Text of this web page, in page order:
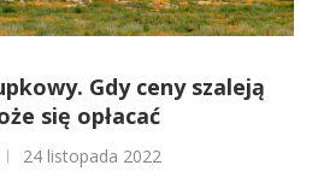
Gdy ceny szaleją
się opłacać
24 listopada 2022